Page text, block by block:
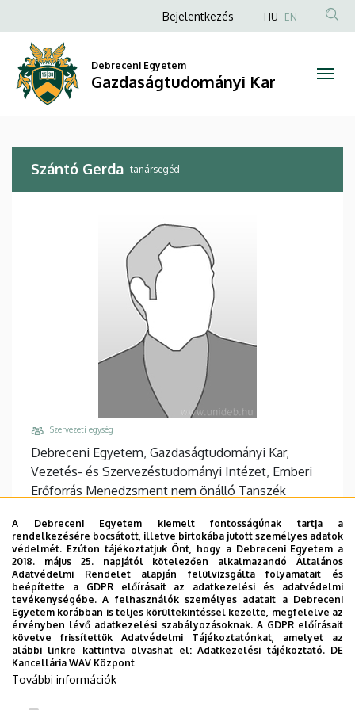
Gerda
Gazdaságtudományi
Kar
a
tartalomra
Anonim
fiók
menüje
Bejelentkezés HU EN
Debreceni Egyetem
Gazdaságtudományi Kar
Szántó Gerda tanársegéd
Szervezeti egység
Debreceni Egyetem, Gazdaságtudományi Kar,
Vezetés- és Szervezéstudományi Intézet, Emberi
Erőforrás Menedzsment nem önálló Tanszék
+36 52 508 444 / 88362
Email
szanto.gerda@econ.unideb.hu
Cím
4032 Debrecen Böszörményi út 138
Épület, emelet, ajtó
"F" épület GTK Fényház
A Debreceni Egyetem kiemelt fontosságúnak tartja a
rendelkezésére bocsátott, illetve birtokába jutott személyes adatok
védelmét. Ezúton tájékoztatjuk Önt, hogy a Debreceni Egyetem a
2018. május 25. napjától kötelezően alkalmazandó Általános
Adatvédelmi Rendelet alapján felülvizsgálta folyamatait és
beépítette a GDPR előírásait az adatkezelési és adatvédelmi
tevékenységébe. A felhasználók személyes adatait a Debreceni
Egyetem korábban is teljes körültekintéssel kezelte, megfelelve az
érvényben lévő adatkezelési szabályozásoknak. A GDPR előírásait
követve frissítettük Adatvédelmi Tájékoztatónkat, amelyet az
alábbi linkre kattintva olvashat el:Adatkezelési tájékoztató. DE
Kancellária WAV Központ
További információk